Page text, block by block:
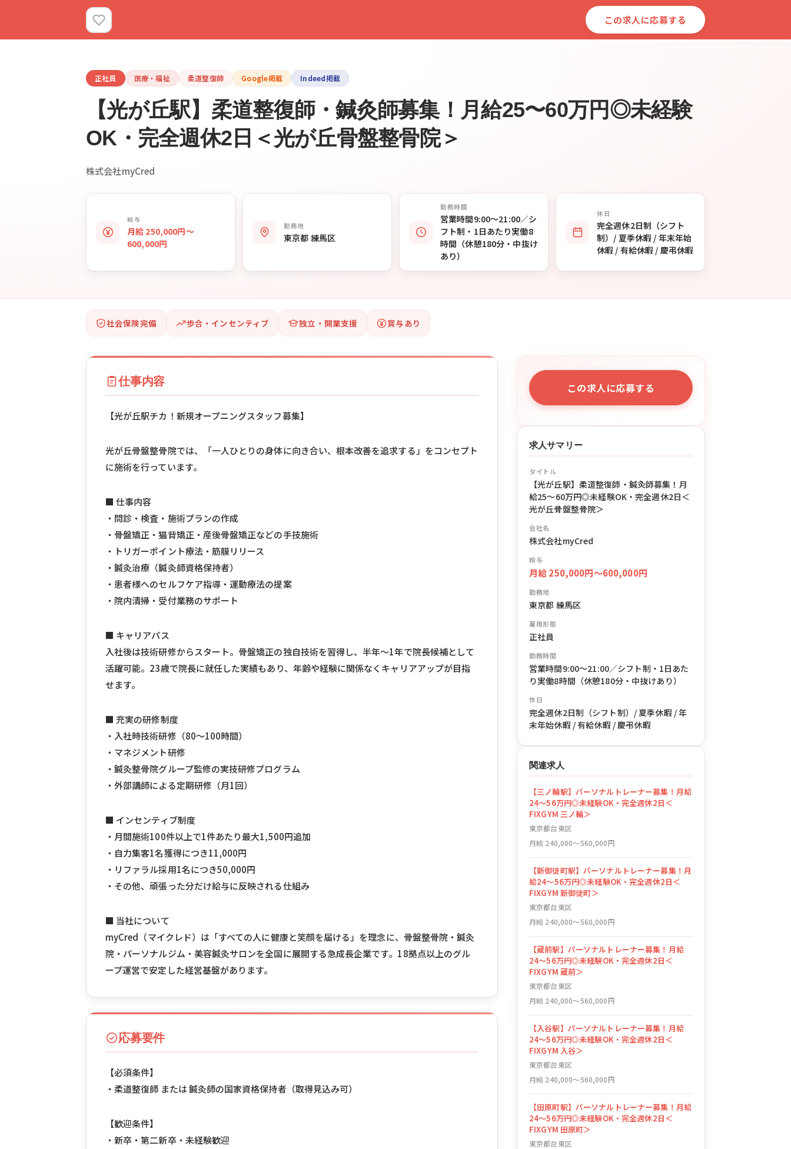
この求人に応募する
正社員 医療・福祉 柔道整復師 Google掲載 Indeed掲載
【光が丘駅】柔道整復師・鍼灸師募集！月給25〜60万円◎未経験
OK・完全週休2日＜光が丘骨盤整骨院＞
株式会社myCred
給与
月給 250,000円〜
600,000円
勤務地
東京都 練馬区
勤務時間
営業時間9:00〜21:00／シ
フト制・1日あたり実働8
時間（休憩180分・中抜け
あり）
休日
完全週休2日制（シフト
制）/ 夏季休暇 / 年末年始
休暇 / 有給休暇 / 慶弔休暇
社会保険完備 歩合・インセンティブ 独立・開業支援 賞与あり
仕事内容
【光が丘駅チカ！新規オープニングスタッフ募集】
光が丘骨盤整骨院では、「一人ひとりの身体に向き合い、根本改善を追求する」をコンセプト
に施術を行っています。
■ 仕事内容
・問診・検査・施術プランの作成
・骨盤矯正・猫背矯正・産後骨盤矯正などの手技施術
・トリガーポイント療法・筋膜リリース
・鍼灸治療（鍼灸師資格保持者）
・患者様へのセルフケア指導・運動療法の提案
・院内清掃・受付業務のサポート
■ キャリアパス
入社後は技術研修からスタート。骨盤矯正の独自技術を習得し、半年〜1年で院長候補として
活躍可能。23歳で院長に就任した実績もあり、年齢や経験に関係なくキャリアアップが目指
せます。
■ 充実の研修制度
・入社時技術研修（80〜100時間）
・マネジメント研修
・鍼灸整骨院グループ監修の実技研修プログラム
・外部講師による定期研修（月1回）
■ インセンティブ制度
・月間施術100件以上で1件あたり最大1,500円追加
・自力集客1名獲得につき11,000円
・リファラル採用1名につき50,000円
・その他、頑張った分だけ給与に反映される仕組み
■ 当社について
myCred（マイクレド）は「すべての人に健康と笑顔を届ける」を理念に、骨盤整骨院・鍼灸
院・パーソナルジム・美容鍼灸サロンを全国に展開する急成長企業です。18拠点以上のグル
ープ運営で安定した経営基盤があります。
応募要件
【必須条件】
・柔道整復師 または 鍼灸師の国家資格保持者（取得見込み可）
【歓迎条件】
・新卒・第二新卒・未経験歓迎
この求人に応募する
求人サマリー
タイトル
【光が丘駅】柔道整復師・鍼灸師募集！月
給25〜60万円◎未経験OK・完全週休2日＜
光が丘骨盤整骨院＞
会社名
株式会社myCred
給与
月給 250,000円〜600,000円
勤務地
東京都 練馬区
雇用形態
正社員
勤務時間
営業時間9:00〜21:00／シフト制・1日あた
り実働8時間（休憩180分・中抜けあり）
休日
完全週休2日制（シフト制）/ 夏季休暇 / 年
末年始休暇 / 有給休暇 / 慶弔休暇
関連求人
【三ノ輪駅】パーソナルトレーナー募集！月給
24〜56万円◎未経験OK・完全週休2日＜
FIXGYM 三ノ輪＞
東京都台東区
月給 240,000〜560,000円
【新御徒町駅】パーソナルトレーナー募集！月
給24〜56万円◎未経験OK・完全週休2日＜
FIXGYM 新御徒町＞
東京都台東区
月給 240,000〜560,000円
【蔵前駅】パーソナルトレーナー募集！月給
24〜56万円◎未経験OK・完全週休2日＜
FIXGYM 蔵前＞
東京都台東区
月給 240,000〜560,000円
【入谷駅】パーソナルトレーナー募集！月給
24〜56万円◎未経験OK・完全週休2日＜
FIXGYM 入谷＞
東京都台東区
月給 240,000〜560,000円
【田原町駅】パーソナルトレーナー募集！月給
24〜56万円◎未経験OK・完全週休2日＜
FIXGYM 田原町＞
東京都台東区